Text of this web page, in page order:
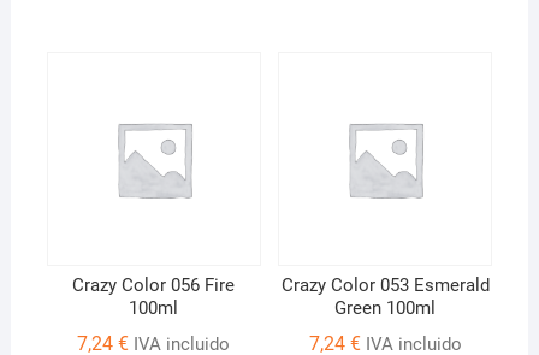
Crazy Color 056 Fire
100ml
7,24€ IVA incluido
Crazy Color 053 Esmerald
Green 100ml
7,24 € IVA incluido